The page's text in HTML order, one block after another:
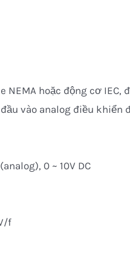
hoặc động cơ IEC,
vào analog điều khiển
0 ~ 10V DC
f